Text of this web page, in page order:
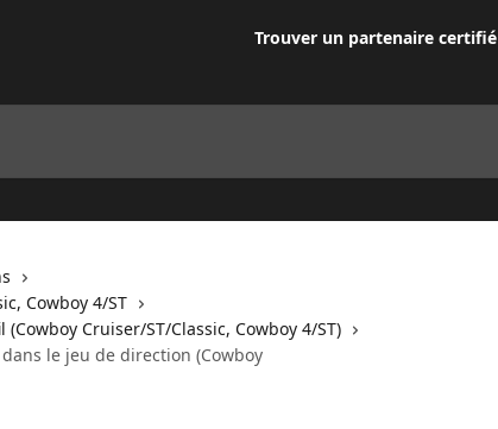
Trouver un partenaire certifié
Cowboy 4/ST
Cruiser/ST/Classic, Cowboy 4/ST)
le jeu de direction (Cowboy